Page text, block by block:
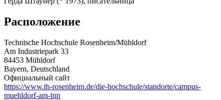
Расположение
Technische Hochschule Rosenheim/Mühldorf
Am Industriepark 33
84453 Mühldorf
Bayern, Deutschland
Официальный сайт
https://www.th-rosenheim.de/die-hochschule/standorte/campus-
muehldorf-am-inn